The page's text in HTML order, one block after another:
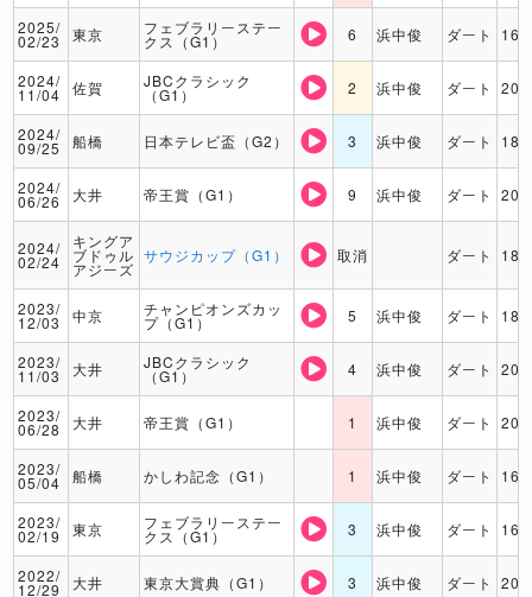
2025/
02/23 東京 フェブラリーステー
クス（G1） 6 浜中俊 ダート
2024/
11/04 佐賀 JBCクラシック
（G1） 2 浜中俊 ダート
2024/
09/25 船橋 日本テレビ盃（G2） 3 浜中俊 ダート
2024/
06/26 大井 帝王賞（G1） 9 浜中俊 ダート
2024/
02/24
キングア
ブドゥル
アジーズ
サウジカップ（G1） 取消 ダート
2023/
12/03 中京 チャンピオンズカッ
プ（G1） 5 浜中俊 ダート
2023/
11/03 大井 JBCクラシック
（G1） 4 浜中俊 ダート
2023/
06/28 大井 帝王賞（G1） 1 浜中俊 ダート
2023/
05/04 船橋 かしわ記念（G1） 1 浜中俊 ダート
2023/
02/19 東京 フェブラリーステー
クス（G1） 3 浜中俊 ダート
2022/
12/29 大井 東京大賞典（G1） 3 浜中俊 ダート